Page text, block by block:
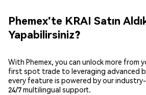
Phemex'te KRAI Satın
Yapabilirsiniz?
With Phemex, you can unlock more from
first spot trade to leveraging advanced
every feature is powered by our
24/7 multilingual support.